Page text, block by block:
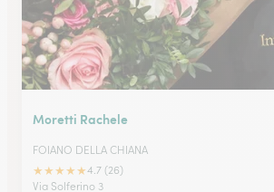
Moretti Rachele
FOIANO DELLA CHIANA
★★★★★4.7 (26)
Via Solferino 3